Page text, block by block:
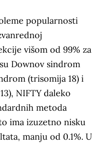
popularnosti
višom od 99% za
Downov sindrom
(trisomija 18) i
NIFTY daleko
metoda
ima izuzetno nisku
manju od 0.1%. U